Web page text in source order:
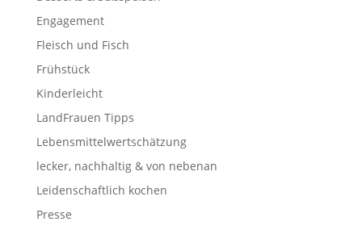
Engagement
Fleisch und Fisch
Frühstück
Kinderleicht
LandFrauen Tipps
Lebensmittelwertschätzung
lecker, nachhaltig & von nebenan
Leidenschaftlich kochen
Presse